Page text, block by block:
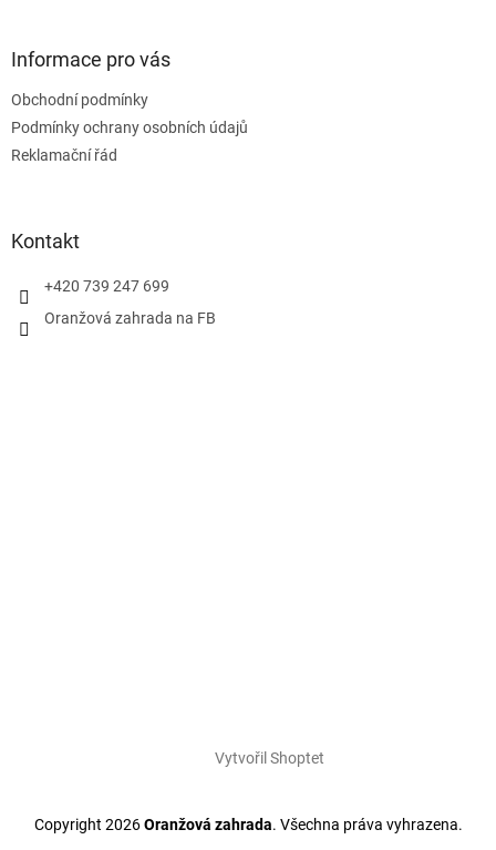
Informace pro vás
Obchodní podmínky
Podmínky ochrany osobních údajů
Reklamační řád
Kontakt
+420 739 247 699
Oranžová zahrada na FB
Vytvořil Shoptet
Copyright 2026Oranžová zahrada. Všechna práva vyhrazena.